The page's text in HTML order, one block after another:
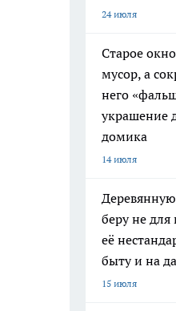
24 июля
Старое
мусор, а
него
украшение
домика
14 июля
беру не для
её
быту и на
15 июля